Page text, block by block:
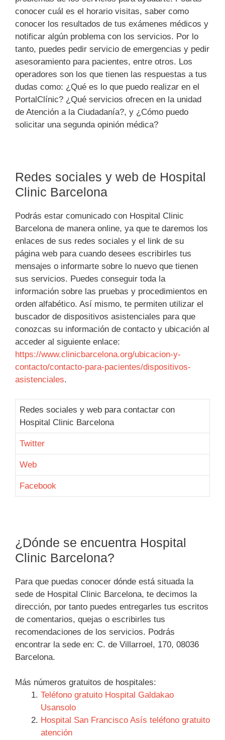
conocer cuál es el horario visitas, saber como
conocer los resultados de tus exámenes médicos y
notificar algún problema con los servicios. Por lo
tanto, puedes pedir servicio de emergencias y pedir
asesoramiento para pacientes, entre otros. Los
operadores son los que tienen las respuestas a tus
dudas como: ¿Qué es lo que puedo realizar en el
PortalClínic? ¿Qué servicios ofrecen en la unidad
de Atención a la Ciudadanía?, y ¿Cómo puedo
solicitar una segunda opinión médica?
Redes sociales y web de Hospital
Clinic Barcelona
Podrás estar comunicado con Hospital Clinic
Barcelona de manera online, ya que te daremos los
enlaces de sus redes sociales y el link de su
página web para cuando desees escribirles tus
mensajes o informarte sobre lo nuevo que tienen
sus servicios. Puedes conseguir toda la
información sobre las pruebas y procedimientos en
orden alfabético. Así mismo, te permiten utilizar el
buscador de dispositivos asistenciales para que
conozcas su información de contacto y ubicación al
acceder al siguiente enlace:
https://www.clinicbarcelona.org/ubicacion-y-
contacto/contacto-para-pacientes/dispositivos-
asistenciales.
Redes sociales y web para contactar con
Hospital Clinic Barcelona
Twitter
Web
Facebook
¿Dónde se encuentra Hospital
Clinic Barcelona?
Para que puedas conocer dónde está situada la
sede de Hospital Clinic Barcelona, te decimos la
dirección, por tanto puedes entregarles tus escritos
de comentarios, quejas o escribirles tus
recomendaciones de los servicios. Podrás
encontrar la sede en: C. de Villarroel, 170, 08036
Barcelona.
Más números gratuitos de hospitales:
Teléfono gratuito Hospital Galdakao
Usansolo
Hospital San Francisco Asís teléfono gratuito
atención